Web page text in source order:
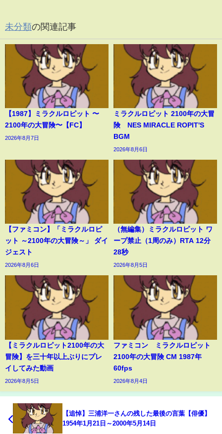
未分類の関連記事
【1987】ミラクルロピット 〜
2100年の大冒険〜【FC】
2026年8月7日
ミラクルロピット 2100年の大冒
険 NES MIRACLE ROPIT'S
BGM
2026年8月6日
【ファミコン】「ミラクルロピ
ット ～2100年の大冒険～」 ダイ
ジェスト
2026年8月6日
（無編集）ミラクルロピット ワ
ープ禁止（1周のみ）RTA 12分
28秒
2026年8月5日
【ミラクルロピット2100年の大
冒険】を三十年以上ぶりにプレ
イしてみた動画
2026年8月5日
ファミコン ミラクルロピット
2100年の大冒険 CM 1987年
60fps
2026年8月4日
【追悼】三浦洋一さんの残した最後の言葉【俳優】
1954年1月21日～2000年5月14日